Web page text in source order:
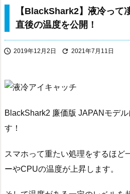
【BlackShark2】液冷って
直後の温度を公開！
 2019年12月2日  2021年7月11日
BlackShark2 廉価版 JAPANモデ
す！
スマホって重たい処理をするほど
ーやCPUの温度が上昇します。